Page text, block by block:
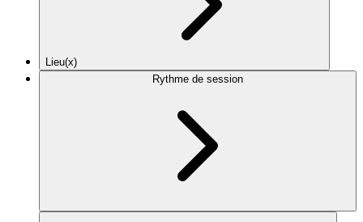
Lieu(x)
Rythme de session